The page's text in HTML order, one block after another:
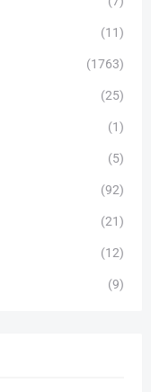
(11)
(1763)
(25)
(1)
(5)
(92)
(21)
(12)
(9)